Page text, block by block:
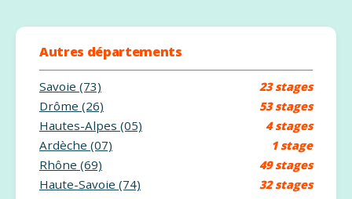
Autres départements
Savoie (73) 23 stages
Drôme (26) 53 stages
Hautes-Alpes (05) 4 stages
Ardèche (07) 1 stage
Rhône (69) 49 stages
Haute-Savoie (74) 32 stages